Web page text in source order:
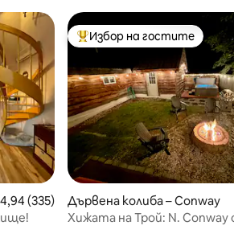
оценка: 4,94 от 5, 335 отзива
4,94 (335)
Най-популярен избор на
Избор на гостите
Дървена колиба – Conway
Хижата на Трой: N. Conway